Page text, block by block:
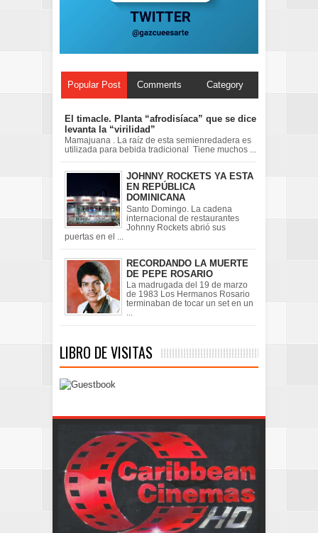
Popular Post Comments Category
El timacle. Planta “afrodisíaca” que se dice
levanta la “virilidad”
Mamajuana . La raíz de esta semienredadera es
utilizada para bebida tradicional Tiene muchos ...
JOHNNY ROCKETS YA ESTA
EN REPÚBLICA
DOMINICANA
Santo Domingo. La cadena
internacional de restaurantes
Johnny Rockets abrió sus
puertas en el ...
RECORDANDO LA MUERTE
DE PEPE ROSARIO
La madrugada del 19 de marzo
de 1983 Los Hermanos Rosario
terminaban de tocar un set en un
...
LIBRO DE VISITAS